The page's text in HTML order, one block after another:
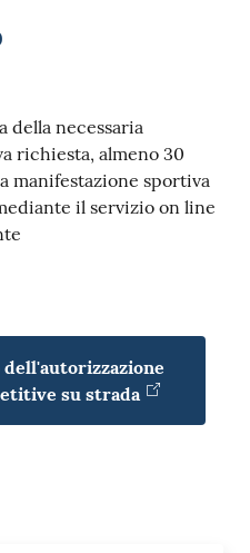
della necessaria
richiesta, almeno 30
manifestazione sportiva
il servizio on line
su strada